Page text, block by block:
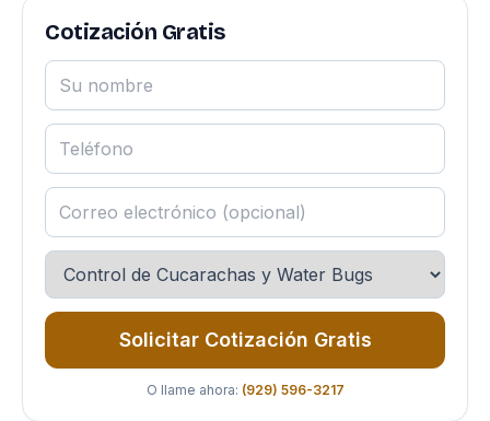
Cotización Gratis
Solicitar Cotización Gratis
O llame ahora: (929) 596-3217